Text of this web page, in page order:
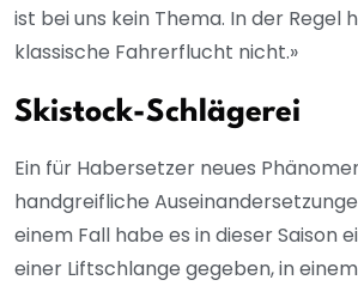
ist bei uns kein Thema. In der Regel
klassische Fahrerflucht nicht.»
Skistock-Schlägerei
Ein für Habersetzer neues
handgreifliche
einem Fall habe es in dieser Saison
einer Liftschlange gegeben, in